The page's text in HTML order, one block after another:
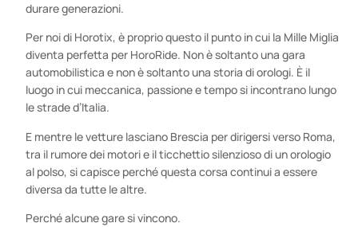
durare generazioni.
Per noi di Horotix, è proprio questo il punto in cui la Mille Miglia
diventa perfetta per HoroRide. Non è soltanto una gara
automobilistica e non è soltanto una storia di orologi. È il
luogo in cui meccanica, passione e tempo si incontrano lungo
le strade d’Italia.
E mentre le vetture lasciano Brescia per dirigersi verso Roma,
tra il rumore dei motori e il ticchettio silenzioso di un orologio
al polso, si capisce perché questa corsa continui a essere
diversa da tutte le altre.
Perché alcune gare si vincono.